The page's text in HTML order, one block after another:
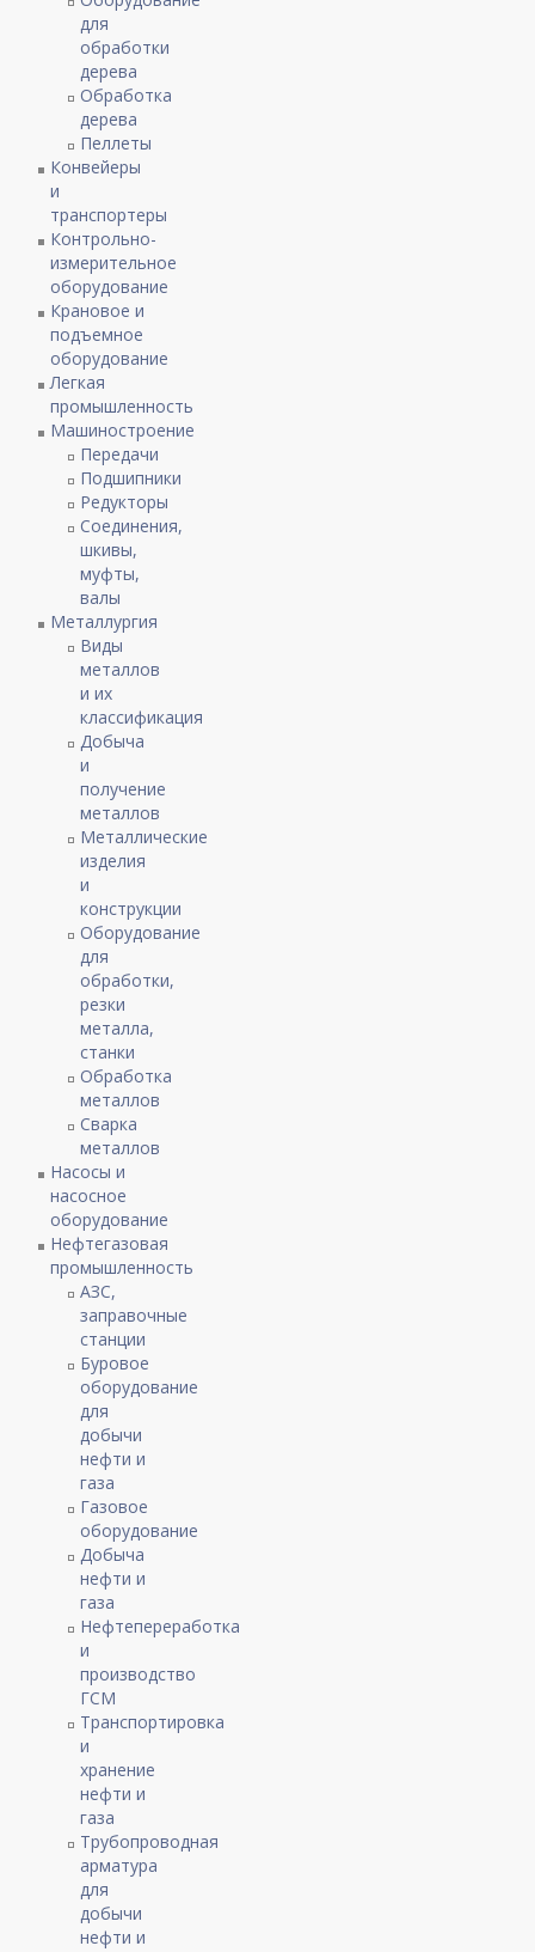
для
обработки
дерева
Обработка
дерева
Пеллеты
Конвейеры
и
транспортеры
Контрольно-
измерительное
оборудование
Крановое и
подъемное
оборудование
Легкая
промышленность
Машиностроение
Передачи
Подшипники
Редукторы
Соединения,
шкивы,
муфты,
валы
Металлургия
Виды
металлов
и их
классификация
Добыча
и
получение
металлов
Металлические
изделия
и
конструкции
Оборудование
для
обработки,
резки
металла,
станки
Обработка
металлов
Сварка
металлов
Насосы и
насосное
оборудование
Нефтегазовая
промышленность
АЗС,
заправочные
станции
Буровое
оборудование
для
добычи
нефти и
газа
Газовое
оборудование
Добыча
нефти и
газа
Нефтепереработка
и
производство
ГСМ
Транспортировка
и
хранение
нефти и
газа
Трубопроводная
арматура
для
добычи
нефти и